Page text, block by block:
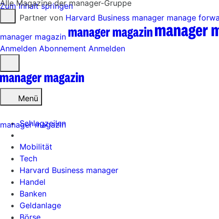
Zum Inhalt springen
Partner von Harvard Business manager manage
manager magazin
Anmelden Abonnement Anmelden
öffnen
Menü
Schlagzeilen
Mobilität
Tech
Harvard Business manager
Handel
Banken
Geldanlage
Börse
Alle Magazine der manager-Gruppe
manager magazin